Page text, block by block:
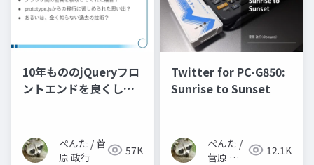
10年もののjQueryフロ
ントエンドを良くして
ぺんた / 菅
原 政行
57K
Twitter for PC-G850:
Sunrise to Sunset
ぺんた /
菅原 政
12.1K